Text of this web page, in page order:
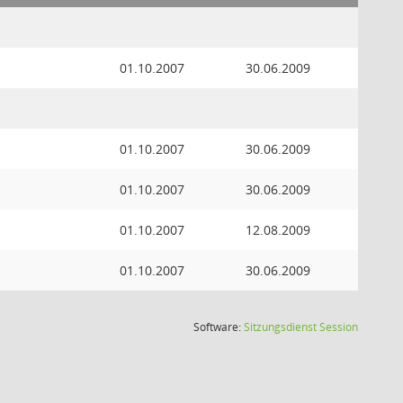
01.10.2007 30.06.2009
01.10.2007 30.06.2009
01.10.2007 30.06.2009
01.10.2007 12.08.2009
01.10.2007 30.06.2009
Software:SitzungsdienstSession(Wird in